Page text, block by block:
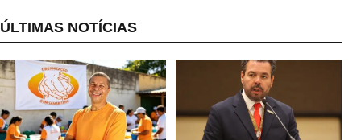
ÚLTIMAS NOTÍCIAS